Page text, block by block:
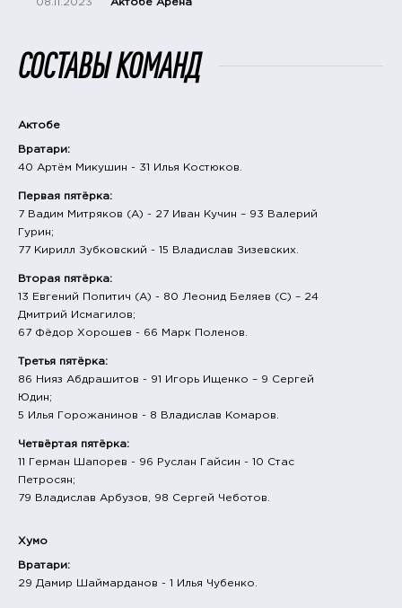
08.11.2023 Актобе Арена
СОСТАВЫ КОМАНД
Актобе
Вратари:
40 Артём Микушин - 31 Илья Костюков.
Первая пятёрка:
7 Вадим Митряков (А) - 27 Иван Кучин – 93 Валерий
Гурин;
77 Кирилл Зубковский - 15 Владислав Зизевских.
Вторая пятёрка:
13 Евгений Попитич (А) - 80 Леонид Беляев (С) – 24
Дмитрий Исмагилов;
67 Фёдор Хорошев - 66 Марк Поленов.
Третья пятёрка:
86 Нияз Абдрашитов - 91 Игорь Ищенко – 9 Сергей
Юдин;
5 Илья Горожанинов - 8 Владислав Комаров.
Четвёртая пятёрка:
11 Герман Шапорев - 96 Руслан Гайсин - 10 Стас
Петросян;
79 Владислав Арбузов, 98 Сергей Чеботов.
Хумо
Вратари:
29 Дамир Шаймарданов - 1 Илья Чубенко.